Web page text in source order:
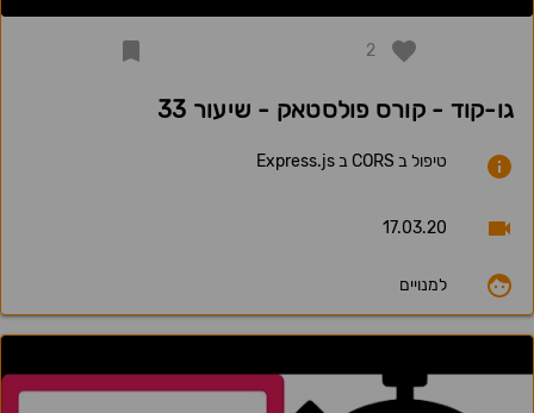
2
גו-קוד - קורס פולסטאק - שיעור 33
טיפול ב CORS ב Express.js
17.03.20
למנויים